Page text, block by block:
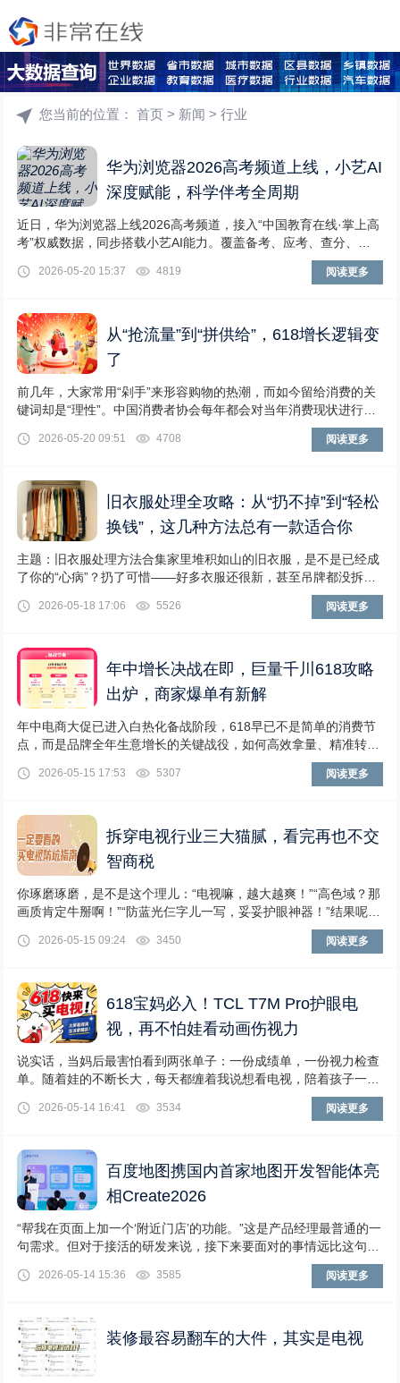
您当前的位置：首页 > 新闻 >行业
华为浏览器2026高考频道上线，小艺AI
深度赋能，科学伴考全周期
近日，华为浏览器上线2026高考频道，接入“中国教育在线·掌上高
考”权威数据，同步搭载小艺AI能力。覆盖备考、应考、查分、志
2026-05-20 15:37 4819 阅读更多
从“抢流量”到“拼供给”，618增长逻辑变
了
前几年，大家常用“剁手”来形容购物的热潮，而如今留给消费的关
键词却是“理性”。中国消费者协会每年都会对当年消费现状进行调
2026-05-20 09:51 4708 阅读更多
旧衣服处理全攻略：从“扔不掉”到“轻松
换钱”，这几种方法总有一款适合你
主题：旧衣服处理方法合集家里堆积如山的旧衣服，是不是已经成
了你的“心病”？扔了可惜——好多衣服还很新，甚至吊牌都没拆；
2026-05-18 17:06 5526 阅读更多
年中增长决战在即，巨量千川618攻略
出炉，商家爆单有新解
年中电商大促已进入白热化备战阶段，618早已不是简单的消费节
点，而是品牌全年生意增长的关键战役，如何高效拿量、精准转化
2026-05-15 17:53 5307 阅读更多
拆穿电视行业三大猫腻，看完再也不交
智商税
你琢磨琢磨，是不是这个理儿：“电视嘛，越大越爽！”“高色域？那
画质肯定牛掰啊！”“防蓝光仨字儿一写，妥妥护眼神器！”结果呢？
2026-05-15 09:24 3450 阅读更多
618宝妈必入！TCL T7M Pro护眼电
视，再不怕娃看动画伤视力
说实话，当妈后最害怕看到两张单子：一份成绩单，一份视力检查
单。随着娃的不断长大，每天都缠着我说想看电视，陪着孩子一起
2026-05-14 16:41 3534 阅读更多
百度地图携国内首家地图开发智能体亮
相Create2026
“帮我在页面上加一个‘附近门店’的功能。”这是产品经理最普通的一
句需求。但对于接活的研发来说，接下来要面对的事情远比这句话
2026-05-14 15:36 3585 阅读更多
装修最容易翻车的大件，其实是电视